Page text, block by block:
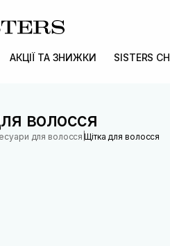
АКЦІЇ ТА ЗНИЖКИ SISTERS
волосся
для волосся |Щітка для волосся